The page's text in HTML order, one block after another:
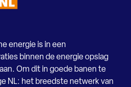
energie is in een
binnen de energie opslag
Om dit in goede banen te
NL: het breedste netwerk van